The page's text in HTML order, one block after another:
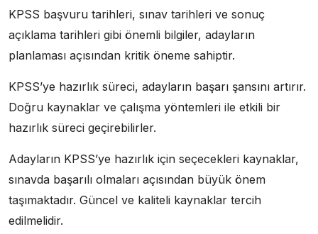
KPSS başvuru tarihleri, sınav tarihleri ve sonuç
açıklama tarihleri gibi önemli bilgiler, adayların
planlaması açısından kritik öneme sahiptir.
KPSS’ye hazırlık süreci, adayların başarı şansını artırır.
Doğru kaynaklar ve çalışma yöntemleri ile etkili bir
hazırlık süreci geçirebilirler.
Adayların KPSS’ye hazırlık için seçecekleri kaynaklar,
sınavda başarılı olmaları açısından büyük önem
taşımaktadır. Güncel ve kaliteli kaynaklar tercih
edilmelidir.